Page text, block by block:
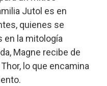
Jutol es en
quienes se
en la mitología
Magne recibe de
lo que encamina